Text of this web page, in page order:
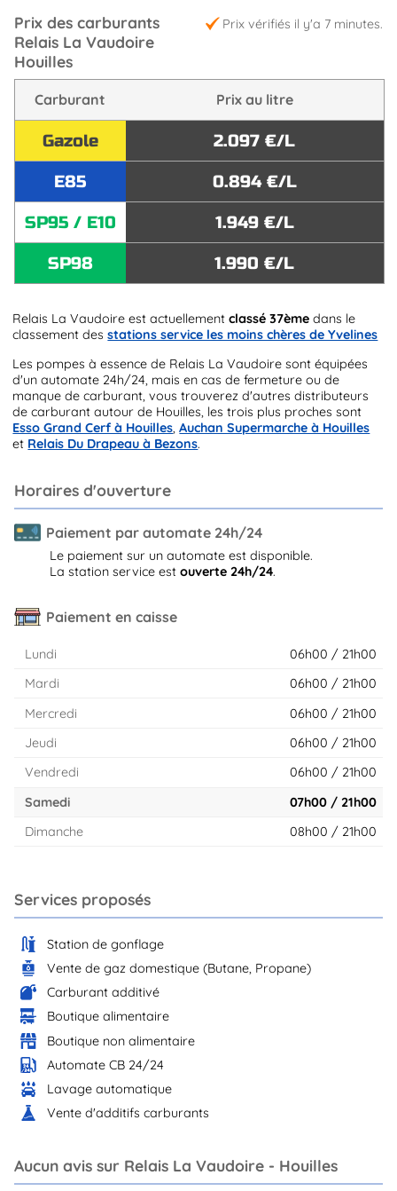
Prix vérifiés il y'a 7 minutes.
Prix des carburants
Relais La Vaudoire
Houilles
Carburant Prix au litre
Gazole
2.097 €/L
E85
0.894 €/L
SP95 / E10
1.949 €/L
SP98
1.990 €/L
Relais La Vaudoire est actuellementclassé 37ème dans le
classement desstations service les moins chères de Yvelines
Les pompes à essence de Relais La Vaudoire sont équipées
d'un automate 24h/24, mais en cas de fermeture ou de
manque de carburant, vous trouverez d'autres distributeurs
de carburant autour de Houilles, les trois plus proches sont
Esso Grand Cerf à Houilles,Auchan Supermarche à Houilles
et Relais Du Drapeau à Bezons.
Horaires d'ouverture
Paiement par automate 24h/24
Le paiement sur un automate est disponible.
La station service est ouverte 24h/24.
Paiement en caisse
Lundi
06h00 / 21h00
Mardi
06h00 / 21h00
Mercredi
06h00 / 21h00
Jeudi
06h00 / 21h00
Vendredi
06h00 / 21h00
Samedi
07h00 / 21h00
Dimanche
08h00 / 21h00
Services proposés
Station de gonflage
Vente de gaz domestique (Butane, Propane)
Carburant additivé
Boutique alimentaire
Boutique non alimentaire
Automate CB 24/24
Lavage automatique
Vente d'additifs carburants
Aucun avis sur Relais La Vaudoire - Houilles